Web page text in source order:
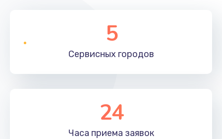
5
Сервисных городов
24
Часа приема заявок